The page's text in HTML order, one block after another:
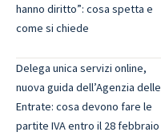
hanno diritto”: cosa spetta e
come si chiede
Delega unica servizi online,
nuova guida dell’Agenzia delle
Entrate: cosa devono fare le
partite IVA entro il 28 febbraio